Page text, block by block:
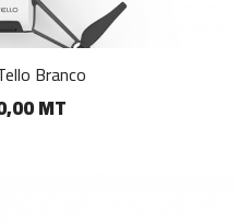
Branco
MT